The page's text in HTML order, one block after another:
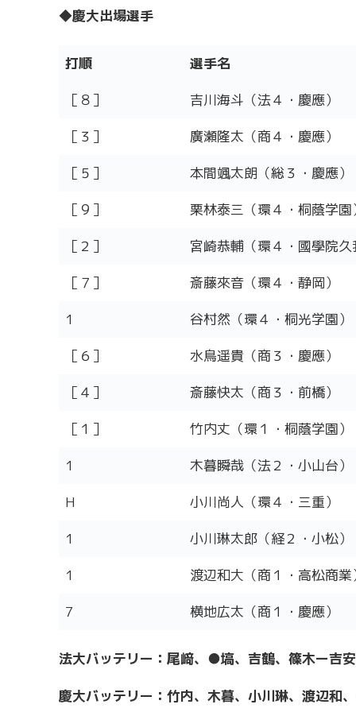
◆慶大出場選手
打順
選手名
打順
選手名
［８］
吉川海斗（法４・慶應）
［３］
廣瀬隆太（商４・慶應）
［５］
本間颯太朗（総３・慶應）
［９］
栗林泰三（環４・桐蔭学園
［２］
宮崎恭輔（環４・國學院久
［７］
斎藤來音（環４・静岡）
1
谷村然（環４・桐光学園）
［６］
水鳥遥貴（商３・慶應）
［４］
斎藤快太（商３・前橋）
［１］
竹内丈（環１・桐蔭学園）
1
木暮瞬哉（法２・小山台）
H
小川尚人（環４・三重）
1
小川琳太郎（経２・小松）
1
渡辺和大（商１・高松商業
7
横地広太（商１・慶應）
法大バッテリー：尾﨑、●塙、吉鶴、篠木ー吉安
慶大バッテリー：竹内、木暮、小川琳、渡辺和